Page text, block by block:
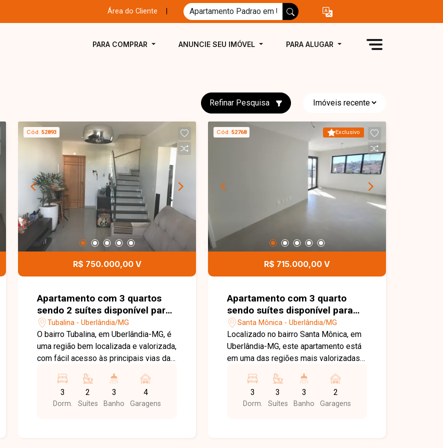
Área do Cliente
PARA COMPRAR ANUNCIE SEU IMÓVEL PARA ALUGAR
Refinar Pesquisa
Cód. 52893
R$ 750.000,00 V
Apartamento com 3 quartos
sendo 2 suítes disponível para
venda no bairro Tubalina em
Uberlândia-MG
Tubalina - Uberlândia/MG
O bairro Tubalina, em Uberlândia-MG, é
uma região bem localizada e valorizada,
com fácil acesso às principais vias da
Conta com ampla infraestrutura de
comércios, escolas, supermercados e
serviços, proporcionando praticidade e
3
Dorm.
2
Suítes
3
Banho
4
Garagens
Exclusivo
Cód. 52768
R$ 715.000,00 V
Apartamento com 3 quarto
sendo suítes disponível para
venda no bairro Santa Mônica
em Uberlânida-MG
Santa Mônica - Uberlândia/MG
Localizado no bairro Santa Mônica, em
Uberlândia-MG, este apartamento está
em uma das regiões mais valorizadas
fácil acesso às principais vias e
proximidade com universidades,
supermercados, escolas, farmácias,
3
Dorm.
3
Suítes
3
Banho
2
Garagens